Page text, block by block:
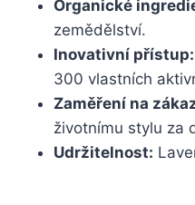
Organické
zemědělství.
Inovativní přístup:
300 vlastních
Zaměření na
životnímu stylu za
Udržitelnost: